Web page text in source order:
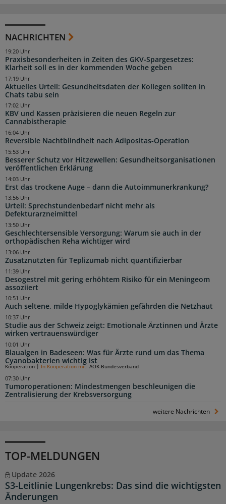
NACHRICHTEN
Praxisbesonderheiten in Zeiten des GKV-Spargesetzes:
Klarheit soll es in der kommenden Woche geben
19:20 Uhr
Aktuelles Urteil: Gesundheitsdaten der Kollegen sollten in
Chats tabu sein
17:19 Uhr
KBV und Kassen präzisieren die neuen Regeln zur
Cannabistherapie
17:02 Uhr
Reversible Nachtblindheit nach Adipositas-Operation
16:04 Uhr
Besserer Schutz vor Hitzewellen: Gesundheitsorganisationen
veröffentlichen Erklärung
15:53 Uhr
Erst das trockene Auge – dann die Autoimmunerkrankung?
14:03 Uhr
Urteil: Sprechstundenbedarf nicht mehr als
Defekturarzneimittel
13:56 Uhr
Geschlechtersensible Versorgung: Warum sie auch in der
orthopädischen Reha wichtiger wird
13:50 Uhr
Zusatznutzten für Teplizumab nicht quantifizierbar
13:06 Uhr
Desogestrel mit gering erhöhtem Risiko für ein Meningeom
assoziiert
11:39 Uhr
Auch seltene, milde Hypoglykämien gefährden die Netzhaut
10:51 Uhr
Studie aus der Schweiz zeigt: Emotionale Ärztinnen und Ärzte
wirken vertrauenswürdiger
10:37 Uhr
Blaualgen in Badeseen: Was für Ärzte rund um das Thema
Cyanobakterien wichtig ist
10:01 Uhr
Tumoroperationen: Mindestmengen beschleunigen die
Zentralisierung der Krebsversorgung
Kooperation | In Kooperation mit: AOK-Bundesverband
07:30 Uhr
weitere Nachrichten
TOP-MELDUNGEN
Update 2026
S3-Leitlinie Lungenkrebs: Das sind die wichtigsten
Änderungen